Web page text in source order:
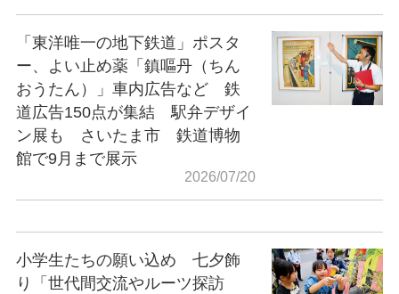
「東洋唯一の地下鉄道」ポスタ
ー、よい止め薬「鎮嘔丹（ちん
おうたん）」車内広告など 鉄
道広告150点が集結 駅弁デザイ
ン展も さいたま市 鉄道博物
館で9月まで展示
2026/07/20
小学生たちの願い込め 七夕飾
り「世代間交流やルーツ探訪